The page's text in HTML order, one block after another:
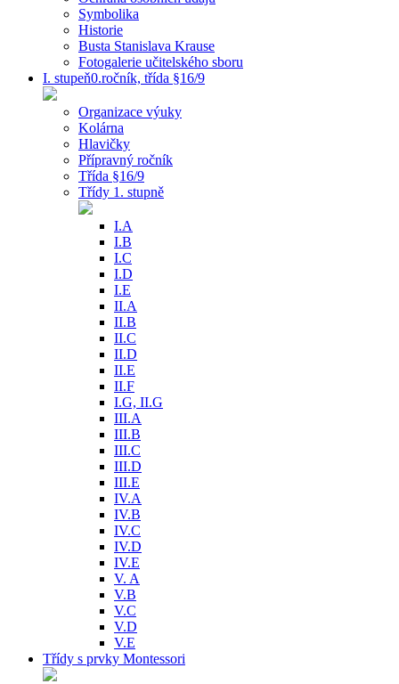
Symbolika
Historie
Busta Stanislava Krause
Fotogalerie učitelského sboru
I. stupeň0.ročník, třída §16/9
Organizace výuky
Kolárna
Hlavičky
Přípravný ročník
Třída §16/9
Třídy 1. stupně
I.A
I.B
I.C
I.D
I.E
II.A
II.B
II.C
II.D
II.E
II.F
I.G, II.G
III.A
III.B
III.C
III.D
III.E
IV.A
IV.B
IV.C
IV.D
IV.E
V. A
V.B
V.C
V.D
V.E
Třídy s prvky Montessori